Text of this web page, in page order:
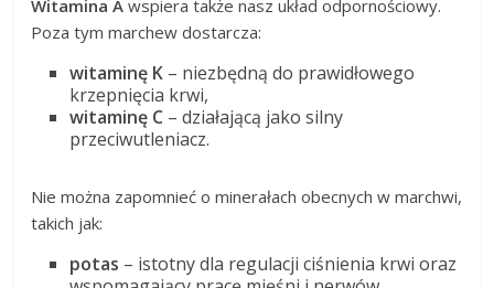
Witamina A wspiera także nasz układ odpornościowy.
Poza tym marchew dostarcza:
witaminę K – niezbędną do prawidłowego
krzepnięcia krwi,
witaminę C – działającą jako silny
przeciwutleniacz.
Nie można zapomnieć o minerałach obecnych w marchwi,
takich jak:
potas – istotny dla regulacji ciśnienia krwi oraz